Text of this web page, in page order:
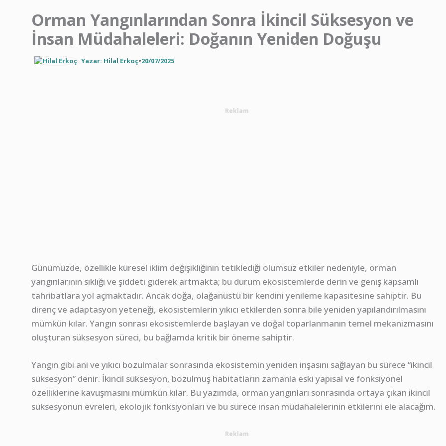
Orman Yangınlarından Sonra İkincil Süksesyon ve
İnsan Müdahaleleri: Doğanın Yeniden Doğuşu
Yazar: Hilal Erkoç•20/07/2025
Reklam
Günümüzde, özellikle küresel iklim değişikliğinin tetiklediği olumsuz etkiler nedeniyle, orman
yangınlarının sıklığı ve şiddeti giderek artmakta; bu durum ekosistemlerde derin ve geniş kapsamlı
tahribatlara yol açmaktadır. Ancak doğa, olağanüstü bir kendini yenileme kapasitesine sahiptir. Bu
direnç ve adaptasyon yeteneği, ekosistemlerin yıkıcı etkilerden sonra bile yeniden yapılandırılmasını
mümkün kılar. Yangın sonrası ekosistemlerde başlayan ve doğal toparlanmanın temel mekanizmasını
oluşturan süksesyon süreci, bu bağlamda kritik bir öneme sahiptir.
Yangın gibi ani ve yıkıcı bozulmalar sonrasında ekosistemin yeniden inşasını sağlayan bu sürece “ikincil
süksesyon” denir. İkincil süksesyon, bozulmuş habitatların zamanla eski yapısal ve fonksiyonel
özelliklerine kavuşmasını mümkün kılar. Bu yazımda, orman yangınları sonrasında ortaya çıkan ikincil
süksesyonun evreleri, ekolojik fonksiyonları ve bu sürece insan müdahalelerinin etkilerini ele alacağım.
Reklam